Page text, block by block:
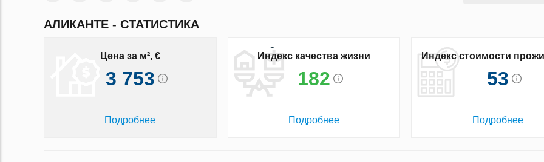
АЛИКАНТЕ - СТАТИСТИКА
Цена за м², €
3 753
Подробнее
Индекс качества жизни
182
Подробнее
Индекс стоимости
53
Подробнее